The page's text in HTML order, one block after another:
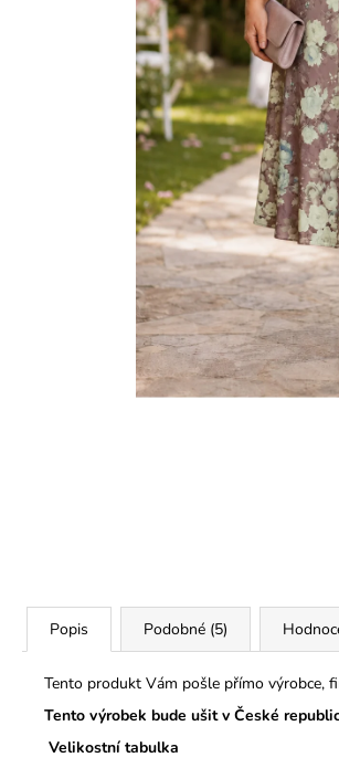
Popis Podobné (5)
Tento produkt Vám pošle přímo výrobce,
Tento výrobek bude ušit v České
Velikostní tabulka
1 290 Kč